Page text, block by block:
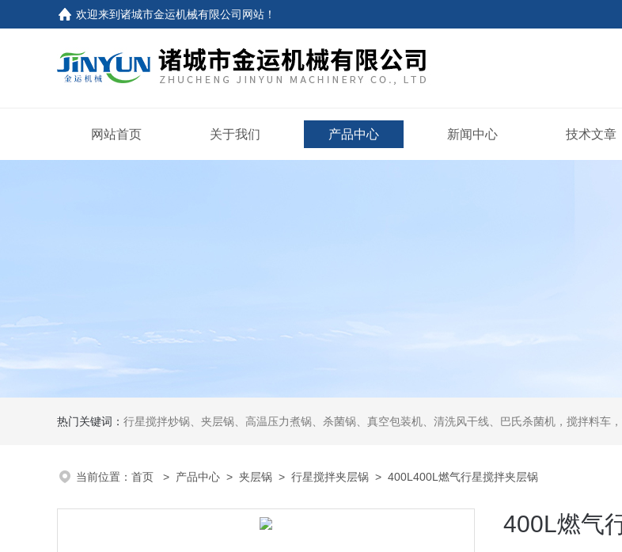
欢迎来到诸城市金运机械有限公司网站 ！
网站首页 关于我们 产品中心 新闻中心 技术文章
热门关键词： 行星搅拌炒锅、夹层锅、高温压力煮锅、杀菌锅、真空包装机、清洗风干线、巴氏杀菌机，搅拌料车，气泡清洗机，
当前位置： 首页 > 产品中心 > 夹层锅 > 行星搅拌夹层锅 > 400L400L燃气行星搅拌夹层锅
400L燃气